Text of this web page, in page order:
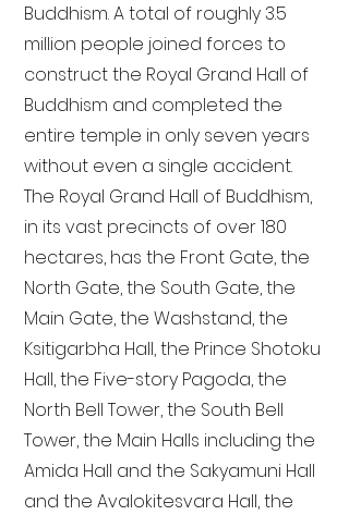
Buddhism. A total of roughly 3.5
million people joined forces to
construct the Royal Grand Hall of
Buddhism and completed the
entire temple in only seven years
without even a single accident.
The Royal Grand Hall of Buddhism,
in its vast precincts of over 180
hectares, has the Front Gate, the
North Gate, the South Gate, the
Main Gate, the Washstand, the
Ksitigarbha Hall, the Prince Shotoku
Hall, the Five-story Pagoda, the
North Bell Tower, the South Bell
Tower, the Main Halls including the
Amida Hall and the Sakyamuni Hall
and the Avalokitesvara Hall, the